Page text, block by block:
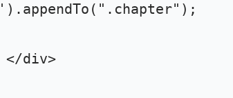
' ). appendTo ( " .chapter" );
</div>